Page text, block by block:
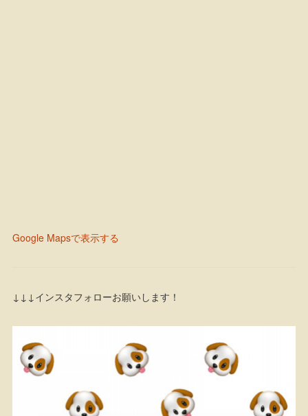
Google Mapsで表示する
↓↓↓インスタフォローお願いします！